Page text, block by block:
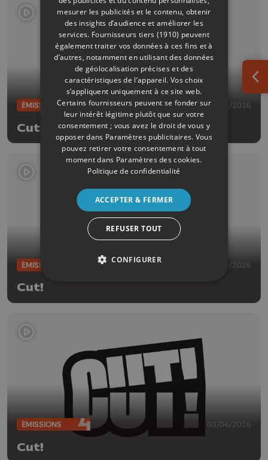
ÉMISSIONS 17/06/2026
Cut!
ÉMISSIONS 10/06/2026
Cut!
ÉMISSIONS 03/06/2026
Cut!
mesurer les publicités et le contenu, obtenir
des insights d’audience et améliorer les
services. Fournisseurs tiers (1910) peuvent
également traiter vos données à ces fins et à
d’autres, notamment en utilisant des données
de géolocalisation précises et des
caractéristiques de l’appareil. Vos choix
s’appliquent uniquement à ce site web.
Certains fournisseurs peuvent se fonder sur
leur intérêt légitime plutôt que sur votre
consentement ; vous avez le droit de vous y
opposer dans Paramètres publicitaires. Vous
pouvez retirer votre consentement à tout
moment dans Paramètres des cookies.
Politique de confidentialité
ACCEPTER & FERMER
REFUSER TOUT
CONFIGURER